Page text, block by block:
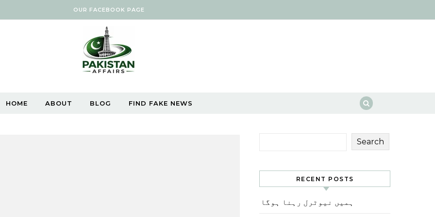
OUR FACEBOOK PAGE
HOME ABOUT BLOG FIND FAKE NEWS
Search
RECENT POSTS
ہمیں نیوٹرل رہنا ہوگا